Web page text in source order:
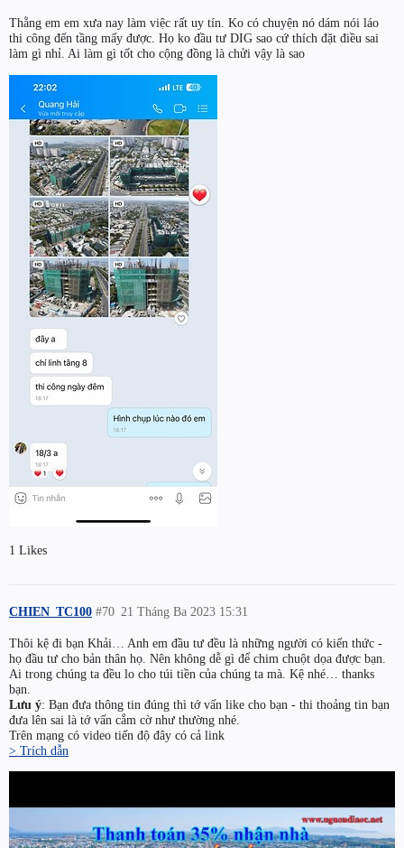
Thằng em em xưa nay làm việc rất uy tín. Ko có chuyện nó dám nói láo
thi công đến tầng mấy được. Họ ko đầu tư DIG sao cứ thích đặt điều sai
làm gì nhỉ. Ai làm gì tốt cho cộng đồng là chửi vậy là sao
1 Likes
CHIEN_TC100 21 Tháng Ba 2023 15:31
#70
Thôi kệ đi bạn Khải… Anh em đầu tư đều là những người có kiến thức -
họ đầu tư cho bản thân họ. Nên không dễ gì để chim chuột dọa được bạn.
Ai trong chúng ta đều lo cho túi tiền của chúng ta mà. Kệ nhé… thanks
bạn.
Lưu ý: Bạn đưa thông tin đúng thì tớ vấn like cho bạn - thi thoảng tin bạn
đưa lên sai là tớ vấn cắm cờ như thường nhé.
Trên mạng có video tiến độ đây có cả link
> Trích dẫn